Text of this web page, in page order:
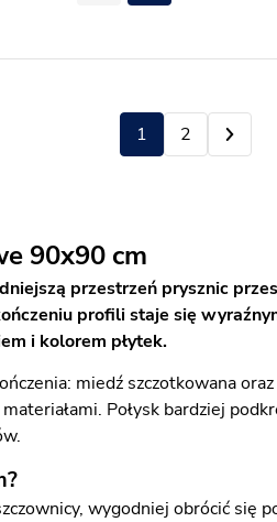
90x90 cm
przestrzeń prysznic
profili staje się
i kolorem płytek.
miedź szczotkowana
Połysk bardziej
wygodniej obrócić się
1 2